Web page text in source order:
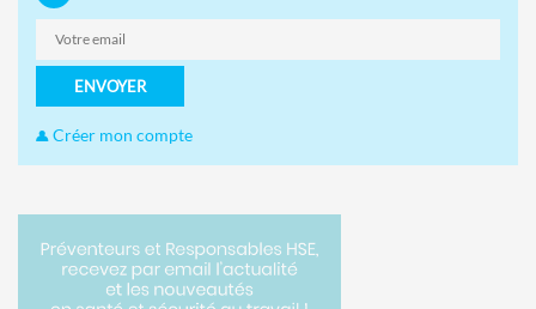
ENVOYER
Créer mon compte